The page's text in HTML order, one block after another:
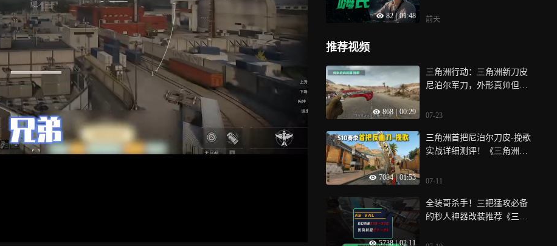
82 | 01:48 前天
推荐视频
868 00:29
三角洲行动：三角洲新刀皮
尼泊尔军刀，外形真帅但攻
07-23
7084 | 01:53
三角洲首把尼泊尔刀皮-挽歌
实战详细测评！《三角洲行
07-11
5738 | 02:11
全装哥杀手！三把猛攻必备
的秒人神器改装推荐《三角